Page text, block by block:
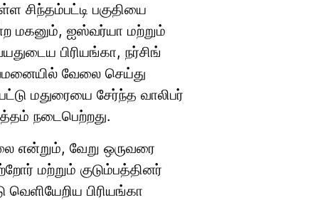
சிந்தம்பட்டி பகுதியை
மகனும், ஐஸ்வர்யா மற்றும்
பிரியங்கா, நர்சிங்
வேலை செய்து
மதுரையை சேர்ந்த வாலிபர்
நடைபெற்றது.
என்றும், வேறு ஒருவரை
மற்றும் குடும்பத்தினர்
பிரியங்கா